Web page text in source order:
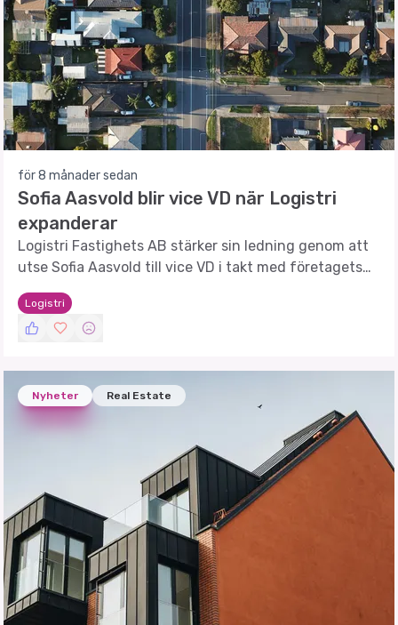
för 8 månader sedan
Sofia Aasvold blir vice VD när Logistri
expanderar
Logistri Fastighets AB stärker sin ledning genom att
utse Sofia Aasvold till vice VD i takt med företagets
tillväxt och fokus på långsiktig värdeskapande.
Logistri
Nyheter Real Estate